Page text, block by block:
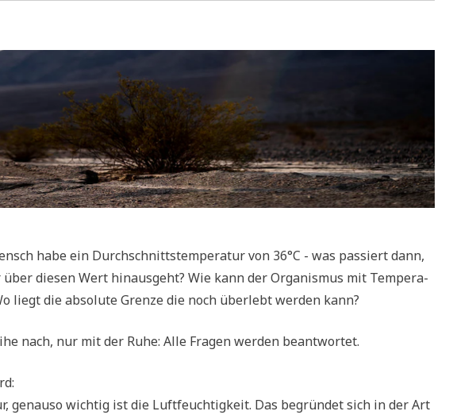
habe ein Durch­schnitts­tem­pe­ra­tur von 36°C - was pas­siert dann,
die­sen Wert hin­aus­geht? Wie kann der Orga­nis­mus mit Tem­pe­ra­
liegt die abso­lu­te Gren­ze die noch über­lebt wer­den kann?
nach, nur mit der Ruhe: Alle Fra­gen wer­den beantwortet.
genau­so wich­tig ist die Luft­feuch­tig­keit. Das begrün­det sich in der Art